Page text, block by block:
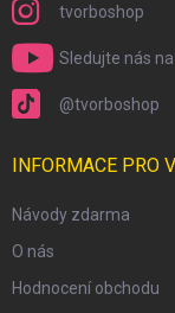
tvorboshop
Sledujte nás
@tvorboshop
INFORMACE PRO
Návody zdarma
O nás
Hodnocení obchodu